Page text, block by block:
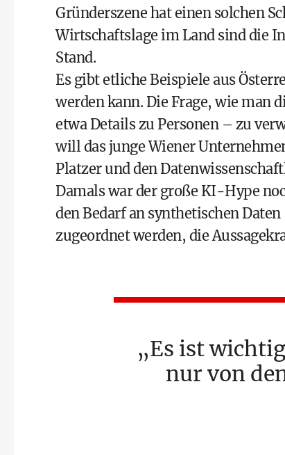
Gründerszene hat einen solchen
Wirtschaftslage im Land sind die
Stand.
Es gibt etliche Beispiele aus
werden kann. Die Frage, wie man
etwa Details zu Personen – zu
will das junge Wiener
Platzer und den
Damals war der große KI-Hype
den Bedarf an synthetischen
zugeordnet werden, die
Es ist
nur von